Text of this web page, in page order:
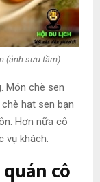
(ảnh sưu tầm)
Món chè sen
hạt sen bạn
Hơn nữa cô
vụ khách.
cô